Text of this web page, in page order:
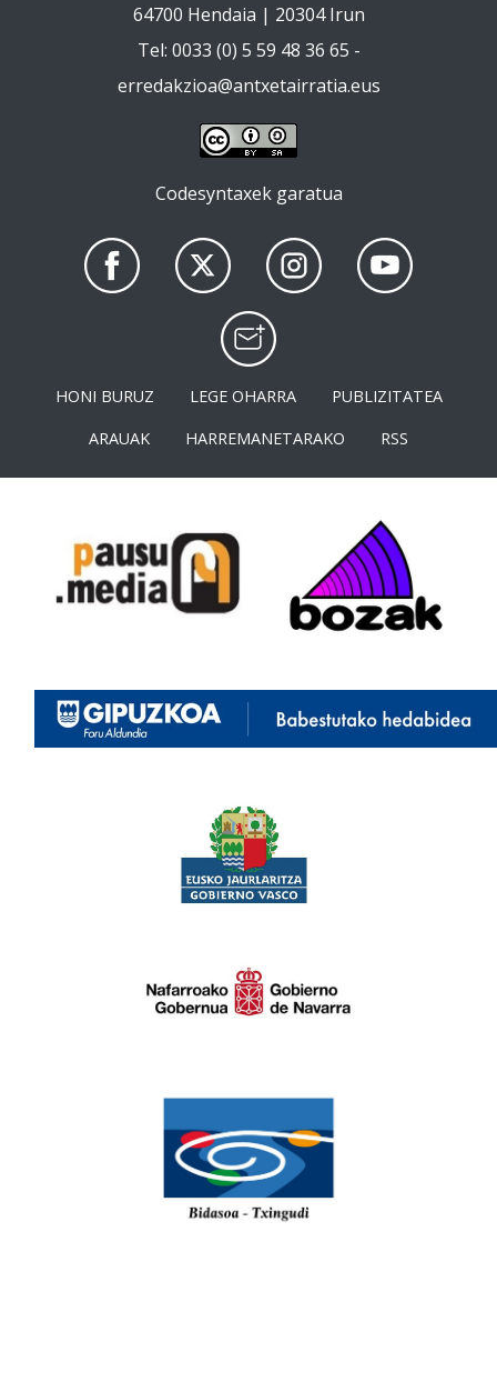
64700 Hendaia | 20304 Irun
Tel: 0033 (0) 5 59 48 36 65 -
erredakzioa@antxetairratia.eus
Codesyntaxek garatua
HONI BURUZ LEGE OHARRA
PUBLIZITATEA
ARAUAK
HARREMANETARAKO RSS